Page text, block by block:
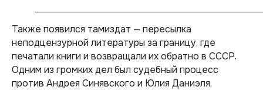
Также появился тамиздат — пересылка
неподцензурной литературы за границу, где
печатали книги и возвращали их обратно в СССР.
Одним из громких дел был судебный процесс
против Андрея Синявского и Юлия Даниэля,